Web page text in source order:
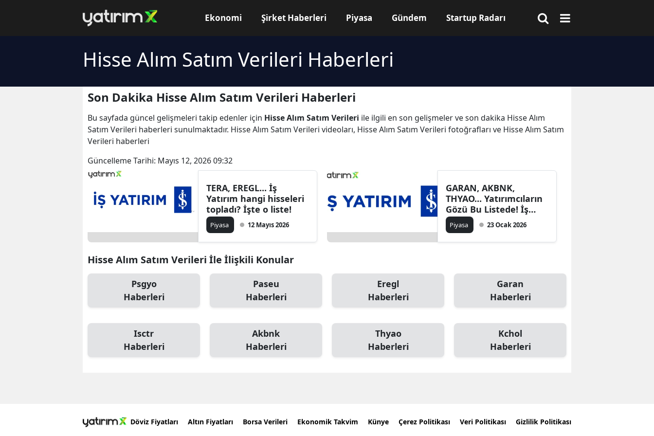
Ekonomi Şirket Haberleri Piyasa Gündem Startup Radarı
Hisse Alım Satım Verileri Haberleri
Son Dakika Hisse Alım Satım Verileri Haberleri
Bu sayfada güncel gelişmeleri takip edenler için Hisse Alım Satım Verileri ile ilgili en son gelişmeler ve son dakika Hisse Alım
Satım Verileri haberleri sunulmaktadır. Hisse Alım Satım Verileri videoları, Hisse Alım Satım Verileri fotoğrafları ve Hisse Alım Satım
Verileri haberleri
Güncelleme Tarihi: Mayıs 12, 2026 09:32
TERA, EREGL... İş
Yatırım hangi hisseleri
topladı? İşte o liste!
Piyasa 12 Mayıs 2026
GARAN, AKBNK,
THYAO... Yatırımcıların
Gözü Bu Listede! İş
Yatırım’ın 22 Ocak Alım
Satım Karnesi
Piyasa 23 Ocak 2026
Hisse Alım Satım Verileri İle İlişkili Konular
Psgyo
Haberleri
Paseu
Haberleri
Eregl
Haberleri
Garan
Haberleri
Isctr
Haberleri
Akbnk
Haberleri
Thyao
Haberleri
Kchol
Haberleri
Döviz Fiyatları Altın Fiyatları Borsa Verileri Ekonomik Takvim Künye Çerez Politikası Veri Politikası Gizlilik Politikası